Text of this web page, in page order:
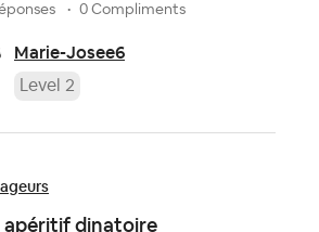
0 Compliments
Marie-Josee6
Level 2
apéritif dinatoire